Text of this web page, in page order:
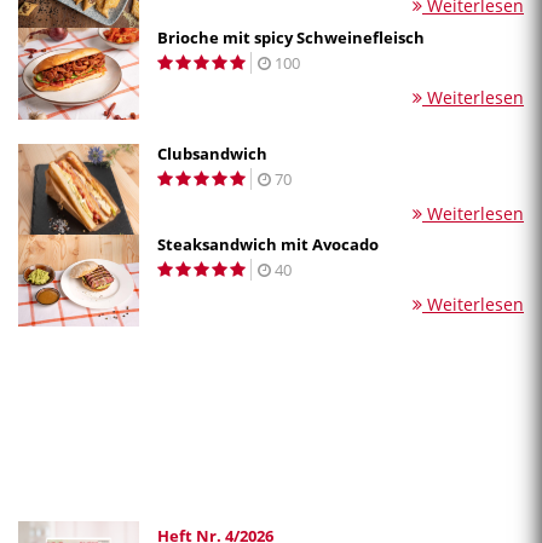
Weiterlesen
Brioche mit spicy Schweinefleisch
100
Weiterlesen
Clubsandwich
70
Weiterlesen
Steaksandwich mit Avocado
40
Weiterlesen
Heft Nr. 4/2026